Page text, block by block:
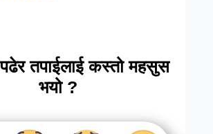
तपाईलाई कस्तो महसुस
भयो ?